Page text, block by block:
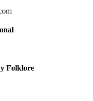
Folklore